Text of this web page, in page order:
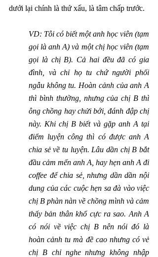
dưới lại chính là thứ xấu, là tâm chấp trước.
VD: Tôi có biết một anh học viên (tạm
gọi là anh A) và một chị học viên (tạm
gọi là chị B). Cả hai đều đã có gia
đình, và chỉ họ tu chứ người phối
ngẫu không tu. Hoàn cảnh của anh A
thì bình thường, nhưng của chị B thì
ông chồng hay chửi bới, đánh đập chị
này. Khi chị B biết và gặp anh A tại
điểm luyện công thì có được anh A
chia sẻ về tu luyện. Lâu dần chị B bắt
đầu cảm mến anh A, hay hẹn anh A đi
coffee để chia sẻ, nhưng dần dần nội
dung của các cuộc hẹn sa đà vào việc
chị B phàn nàn về chồng mình và cảm
thấy bản thân khổ cực ra sao. Anh A
có nói về việc chị B nên nói đó là
hoàn cảnh tu mà đề cao nhưng có vẻ
chị B chỉ nghe nhưng không nhập